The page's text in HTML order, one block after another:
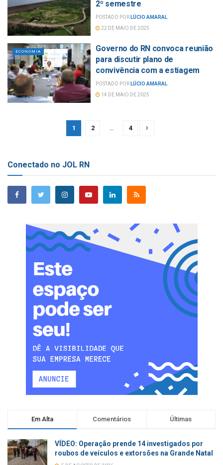
2º semestre
POSTADO POR LÚCIO AMARAL
22 DE MAIO DE 2025
ECONOMIA
Governo do RN convoca reunião
para discutir plano de
convivência com a estiagem
POSTADO POR LÚCIO AMARAL
14 DE MAIO DE 2025
1 2 4
Conectado no JOL RN
Em Alta Comentários Últimas
VÍDEO: Operação prende 14 investigados por
roubos de veículos e extorsões na Grande Natal